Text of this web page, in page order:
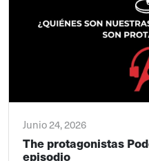
Junio 24, 2026
The protagonistas
episodio